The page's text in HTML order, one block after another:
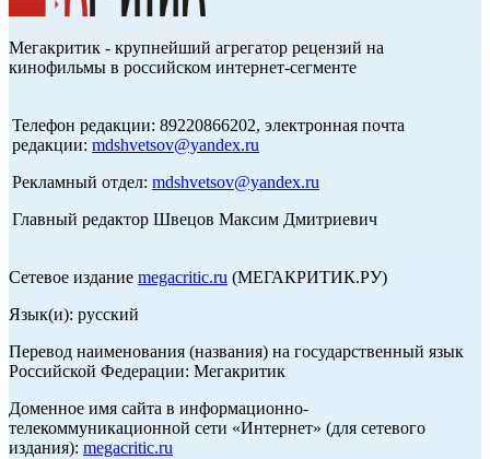
Мегакритик - крупнейший агрегатор рецензий на
кинофильмы в российском интернет-сегменте
Телефон редакции: 89220866202, электронная почта
редакции: mdshvetsov@yandex.ru
Рекламный отдел: mdshvetsov@yandex.ru
Главный редактор Швецов Максим Дмитриевич
Сетевое издание megacritic.ru (МЕГАКРИТИК.РУ)
Язык(и): русский
Перевод наименования (названия) на государственный язык
Российской Федерации: Мегакритик
Доменное имя сайта в информационно-
телекоммуникационной сети «Интернет» (для сетевого
издания): megacritic.ru